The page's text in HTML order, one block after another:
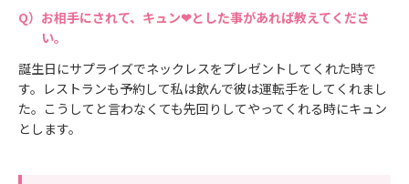
お相手にされて、キュン❤とした事があれば教えてくださ
い。
誕生日にサプライズでネックレスをプレゼントしてくれた時で
す。レストランも予約して私は飲んで彼は運転手をしてくれまし
た。こうしてと言わなくても先回りしてやってくれる時にキュン
とします。